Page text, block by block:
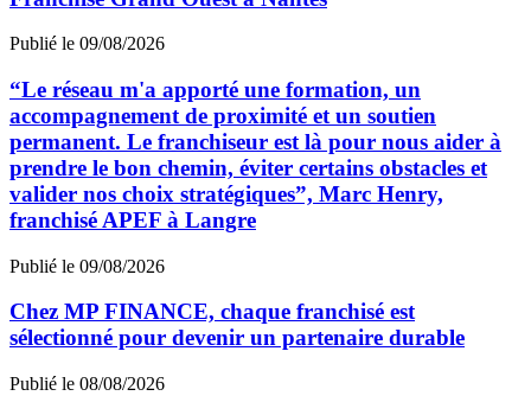
Publié le 09/08/2026
“Le réseau m'a apporté une formation, un
accompagnement de proximité et un soutien
permanent. Le franchiseur est là pour nous aider à
prendre le bon chemin, éviter certains obstacles et
valider nos choix stratégiques”, Marc Henry,
franchisé APEF à Langre
Publié le 09/08/2026
Chez MP FINANCE, chaque franchisé est
sélectionné pour devenir un partenaire durable
Publié le 08/08/2026